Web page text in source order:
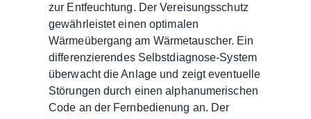
zur Entfeuchtung. Der Vereisungsschutz
gewährleistet einen optimalen
Wärmeübergang am Wärmetauscher. Ein
differenzierendes Selbstdiagnose-System
überwacht die Anlage und zeigt eventuelle
Störungen durch einen alphanumerischen
Code an der Fernbedienung an. Der